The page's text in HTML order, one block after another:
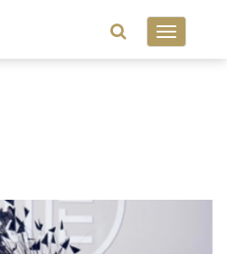
Toggle